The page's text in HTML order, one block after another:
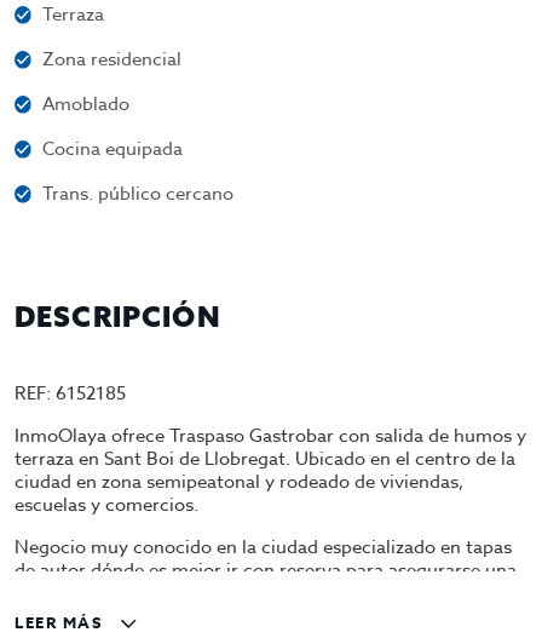
Terraza
Zona residencial
Amoblado
Cocina equipada
Trans. público cercano
DESCRIPCIÓN
REF: 6152185
InmoOlaya ofrece Traspaso Gastrobar con salida de humos y
terraza en Sant Boi de Llobregat. Ubicado en el centro de la
ciudad en zona semipeatonal y rodeado de viviendas,
escuelas y comercios.
Negocio muy conocido en la ciudad especializado en tapas
de autor dónde es mejor ir con reserva para asegurarse una
siempre está lleno.
LEER MÁS